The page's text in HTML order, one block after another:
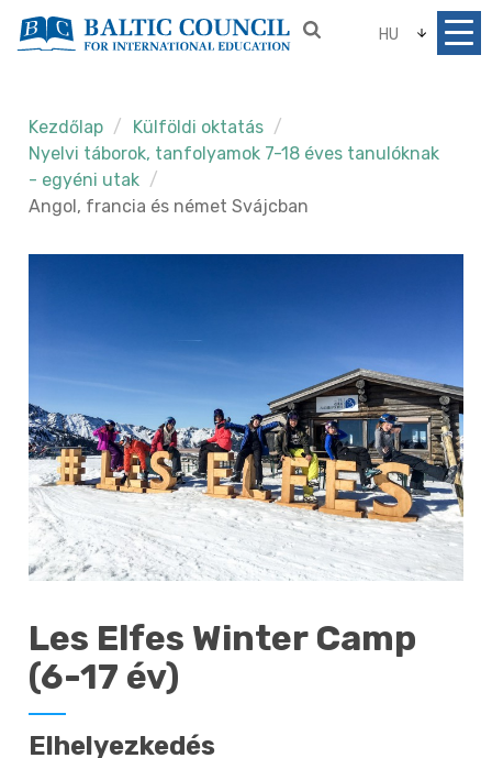
HU
Kezdőlap
Külföldi oktatás
Nyelvi táborok, tanfolyamok 7-18 éves tanulóknak
- egyéni utak
Angol, francia és német Svájcban
Les Elfes Winter Camp
(6-17 év)
Elhelyezkedés